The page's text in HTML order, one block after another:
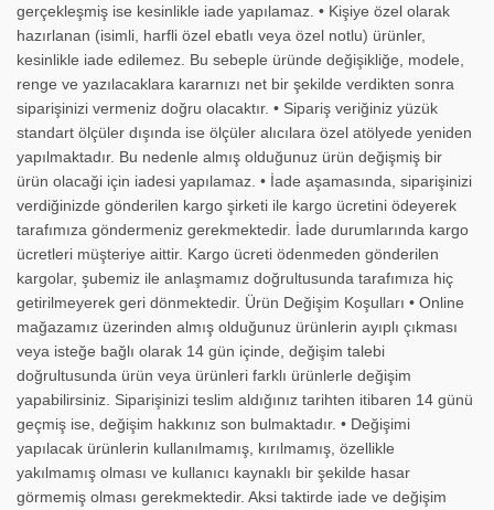
gerçekleşmiş ise kesinlikle iade yapılamaz. • Kişiye özel olarak
hazırlanan (isimli, harfli özel ebatlı veya özel notlu) ürünler,
kesinlikle iade edilemez. Bu sebeple üründe değişikliğe, modele,
renge ve yazılacaklara kararnızı net bir şekilde verdikten sonra
siparişinizi vermeniz doğru olacaktır. • Sipariş veriğiniz yüzük
standart ölçüler dışında ise ölçüler alıcılara özel atölyede yeniden
yapılmaktadır. Bu nedenle almış olduğunuz ürün değişmiş bir
ürün olacaği için iadesi yapılamaz. • İade aşamasında, siparişinizi
verdiğinizde gönderilen kargo şirketi ile kargo ücretini ödeyerek
tarafımıza göndermeniz gerekmektedir. İade durumlarında kargo
ücretleri müşteriye aittir. Kargo ücreti ödenmeden gönderilen
kargolar, şubemiz ile anlaşmamız doğrultusunda tarafımıza hiç
getirilmeyerek geri dönmektedir. Ürün Değişim Koşulları • Online
mağazamız üzerinden almış olduğunuz ürünlerin ayıplı çıkması
veya isteğe bağlı olarak 14 gün içinde, değişim talebi
doğrultusunda ürün veya ürünleri farklı ürünlerle değişim
yapabilirsiniz. Siparişinizi teslim aldığınız tarihten itibaren 14 günü
geçmiş ise, değişim hakkınız son bulmaktadır. • Değişimi
yapılacak ürünlerin kullanılmamış, kırılmamış, özellikle
yakılmamış olması ve kullanıcı kaynaklı bir şekilde hasar
görmemiş olması gerekmektedir. Aksi taktirde iade ve değişim